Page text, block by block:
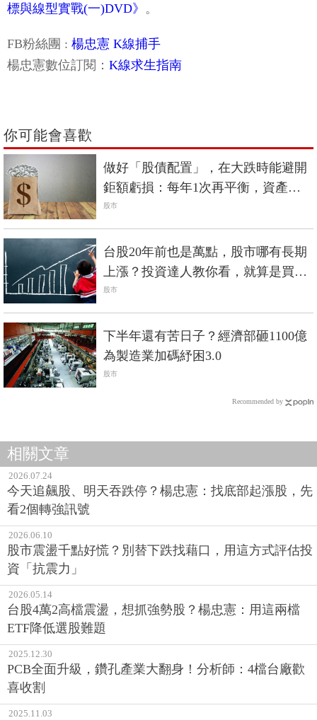
標與線型實戰(一)DVD》 。
FB粉絲團 : 楊忠憲 K線捕手
楊忠憲數位訂閱： K線求生指南
你可能會喜歡
做好「股債配置」，在大跌時能避開
鉅額虧損：每年1次再平衡，資產防
禦再升級
股市
台股20年前也是萬點，股市哪有長期
上漲？投資達人教你看，就算是買在
最高點，也可以賺2倍！
股市
下半年還有苦日子？經濟部砸1100億
為製造業加碼紓困3.0
股市
Recommended by
相關文章
2026.07.24
今天追飆股、明天吞跌停？楊忠憲：找底部起漲股，先
看2個轉強訊號
2026.06.10
股市震盪千點好慌？別替下跌找藉口，用這方式評估投
資「抗震力」
2026.05.14
台股4萬2高檔震盪，想抓強勢股？楊忠憲：用這兩檔
ETF降低選股難題
2025.12.30
PCB全面升級，鑽孔產業大翻身！分析師：4檔台廠歡
喜收割
2025.11.03